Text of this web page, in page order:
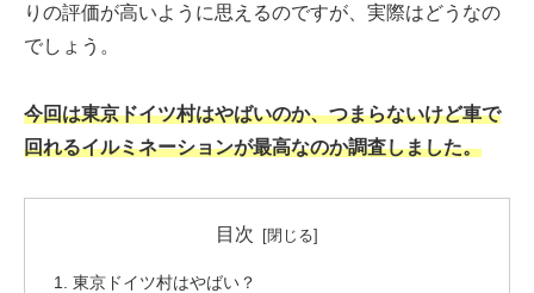
りの評価が高いように思えるのですが、実際はどうなの
でしょう。
今回は東京ドイツ村はやばいのか、つまらないけど車で
回れるイルミネーションが最高なのか調査しました。
目次
東京ドイツ村はやばい？